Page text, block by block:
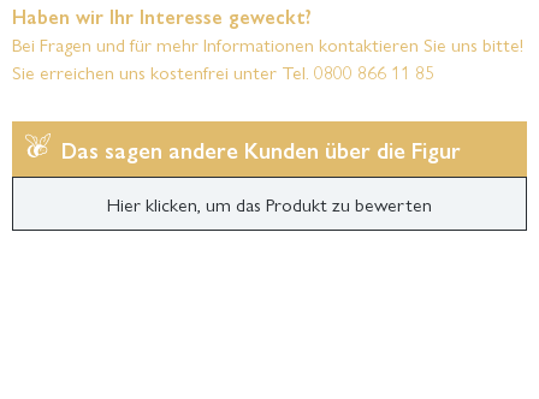
Haben wir Ihr Interesse geweckt?
Bei Fragen und für mehr Informationen kontaktieren Sie uns bitte!
Sie erreichen uns kostenfrei unter Tel. 0800 866 11 85
Das sagen andere Kunden über die Figur
Hier klicken, um das Produkt zu bewerten